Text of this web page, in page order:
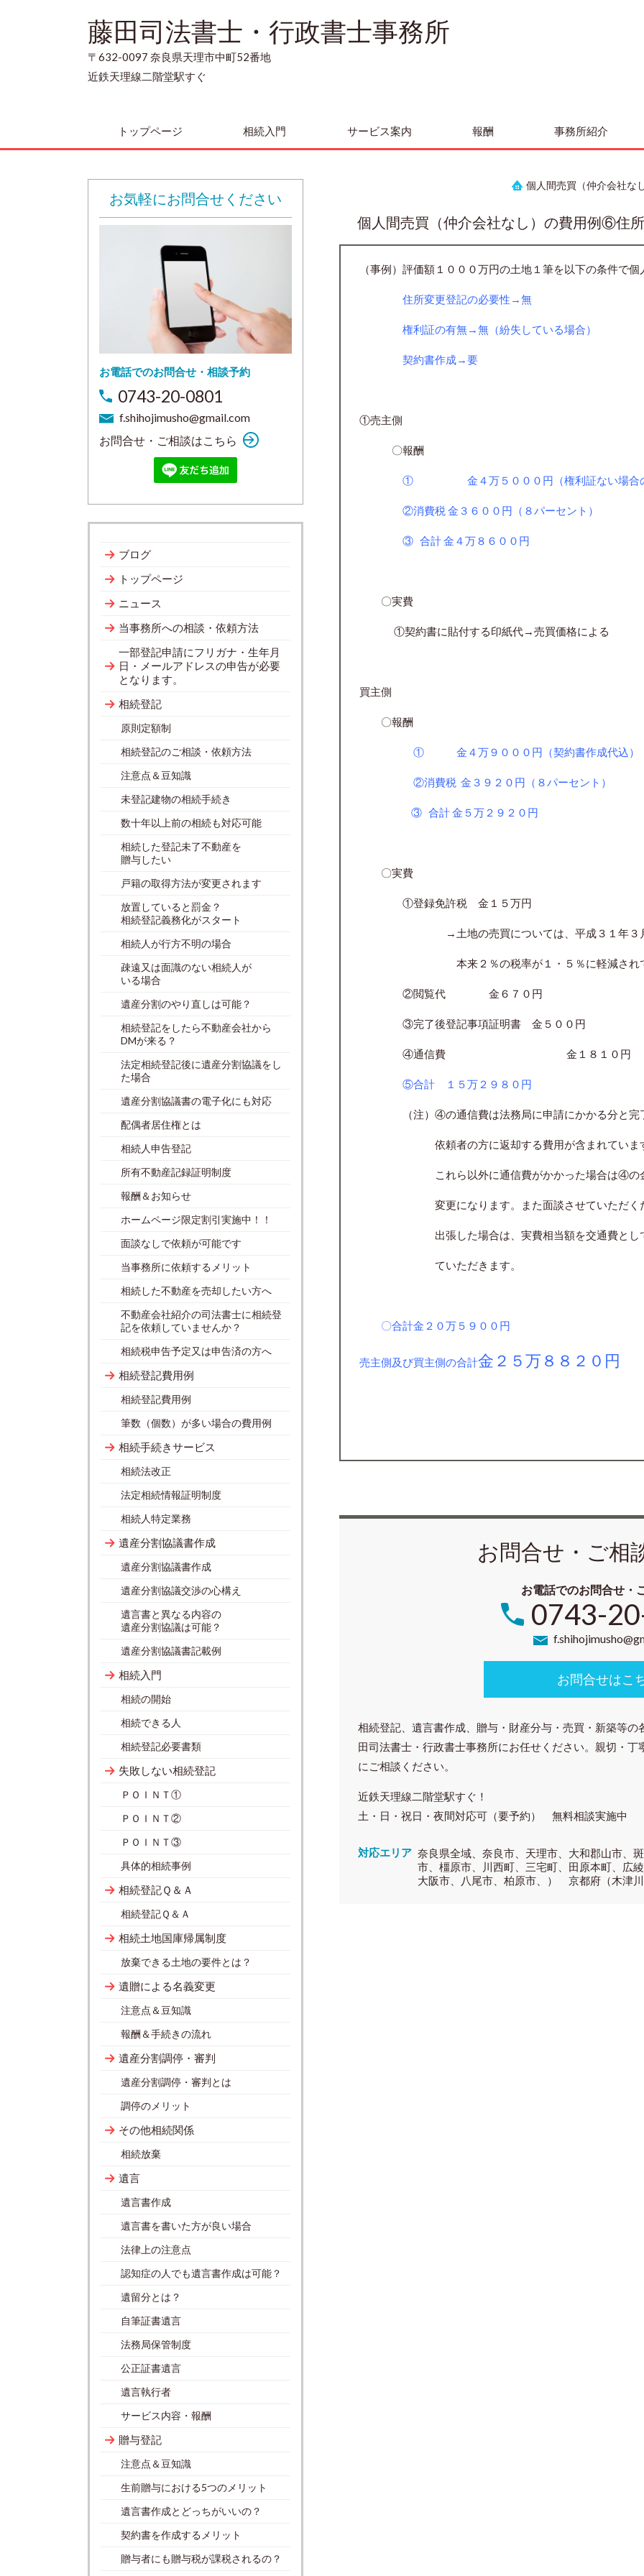
藤田司法書士・行政書士事務所
〒632-0097 奈良県天理市中町52番地
近鉄天理線二階堂駅すぐ
トップページ 相続入門 サービス案内 報酬 事務所紹介
個人間売買（仲介会社な
個人間売買（仲介会社なし）の費用例⑥住
（事例）評価額１０００万円の土地１筆を以下の条件で個
住所変更登記の必要性→無
権利証の有無→無（紛失している場合）
契約書作成→要
①売主側
〇報酬
① 金４万５０００円（権利証ない場合の
②消費税 金３６００円（８パーセント）
③ 合計 金４万８６００円
〇実費
①契約書に貼付する印紙代→売買価格による
買主側
〇報酬
① 金４万９０００円（契約書作成代込）
②消費税 金３９２０円（８パーセント）
③ 合計 金５万２９２０円
〇実費
①登録免許税金１５万円
→土地の売買については、平成３１年３月
本来２％の税率が１・５％に軽減されて
②閲覧代金６７０円
③完了後登記事項証明書金５００円
④通信費金１８１０円
⑤合計 １５万２９８０円
（注）④の通信費は法務局に申請にかかる分と完
依頼者の方に返却する費用が含まれています
これら以外に通信費がかかった場合は④の金
変更になります。また面談させていただくた
出張した場合は、実費相当額を交通費とし
ていただきます。
〇合計金２０万５９００円
売主側及び買主側の合計金２５万８８２０円
お問合せ・ご相
お電話でのお問合せ・
0743-
お問合せはこ
相続登記、遺言書作成、贈与・財産分与・売買・新築等の
田司法書士・行政書士事務所にお任せください。親切・
にご相談ください。
近鉄天理線二階堂駅すぐ！
土・日・祝日・夜間対応可（要予約） 無料相談実施中
対応エリア 奈良県全域、奈良市、天理市、大和郡山市、
市、橿原市、川西町、三宅町、田原本町、
大阪市、八尾市、柏原市、） 京都府（木津
お気軽にお問合せください
お電話でのお問合せ・相談予約
0743-20-0801
f.shihojimusho@gmail.com
お問合せ・ご相談はこちら
ブログ
トップページ
ニュース
当事務所への相談・依頼方法
一部登記申請にフリガナ・生年月
日・メールアドレスの申告が必要
となります。
相続登記
原則定額制
相続登記のご相談・依頼方法
注意点＆豆知識
未登記建物の相続手続き
数十年以上前の相続も対応可能
相続した登記未了不動産を
贈与したい
戸籍の取得方法が変更されます
放置していると罰金？
相続登記義務化がスタート
相続人が行方不明の場合
疎遠又は面識のない相続人が
いる場合
遺産分割のやり直しは可能？
相続登記をしたら不動産会社から
DMが来る？
法定相続登記後に遺産分割協議をし
た場合
遺産分割協議書の電子化にも対応
配偶者居住権とは
相続人申告登記
所有不動産記録証明制度
報酬＆お知らせ
ホームページ限定割引実施中！！
面談なしで依頼が可能です
当事務所に依頼するメリット
相続した不動産を売却したい方へ
不動産会社紹介の司法書士に相続登
記を依頼していませんか？
相続税申告予定又は申告済の方へ
相続登記費用例
相続登記費用例
筆数（個数）が多い場合の費用例
相続手続きサービス
相続法改正
法定相続情報証明制度
相続人特定業務
遺産分割協議書作成
遺産分割協議書作成
遺産分割協議交渉の心構え
遺言書と異なる内容の
遺産分割協議は可能？
遺産分割協議書記載例
相続入門
相続の開始
相続できる人
相続登記必要書類
失敗しない相続登記
ＰＯＩＮＴ①
ＰＯＩＮＴ②
ＰＯＩＮＴ③
具体的相続事例
相続登記Ｑ＆Ａ
相続登記Ｑ＆Ａ
相続土地国庫帰属制度
放棄できる土地の要件とは？
遺贈による名義変更
注意点＆豆知識
報酬＆手続きの流れ
遺産分割調停・審判
遺産分割調停・審判とは
調停のメリット
その他相続関係
相続放棄
遺言
遺言書作成
遺言書を書いた方が良い場合
法律上の注意点
認知症の人でも遺言書作成は可能？
遺留分とは？
自筆証書遺言
法務局保管制度
公正証書遺言
遺言執行者
サービス内容・報酬
贈与登記
注意点＆豆知識
生前贈与における5つのメリット
遺言書作成とどっちがいいの？
契約書を作成するメリット
贈与者にも贈与税が課税されるの？